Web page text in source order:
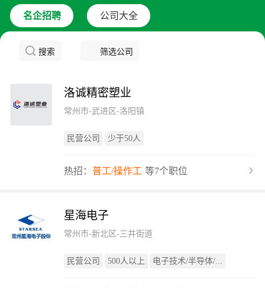
名企招聘 公司大全
搜索 筛选公司
洛诚精密塑业
常州市-武进区-洛阳镇
民营公司 少于50人
热招： 普工/操作工 等7个职位
星海电子
常州市-新北区-三井街道
民营公司 500人以上 电子技术/半导体/...